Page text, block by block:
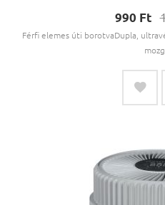
990 Ft‎
Férfi elemes úti borotvaDupla,